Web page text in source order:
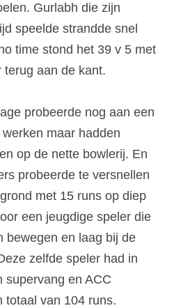
Gurlabh die zijn
speelde strandde snel
time stond het 39 v 5 met
aan de kant.
probeerde nog aan een
maar hadden
op de nette bowlerij. En
probeerde te versnellen
met 15 runs op diep
een jeugdige speler die
bewegen en laag bij de
zelfde speler had in
supervang en ACC
totaal van 104 runs.